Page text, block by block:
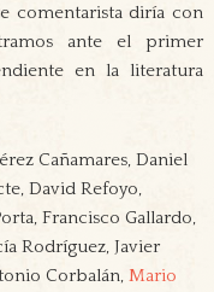
comentarista diría con
ante el primer
en la literatura
Cañamares, Daniel
David Refoyo,
Francisco Gallardo,
Rodríguez, Javier
Corbalán, Mario